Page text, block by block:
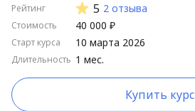
Рейтинг
Стоимость
Старт курса
Длительность
5 2 отзыва
40 000 ₽
1 мес.
10 марта 2026
Купить курс